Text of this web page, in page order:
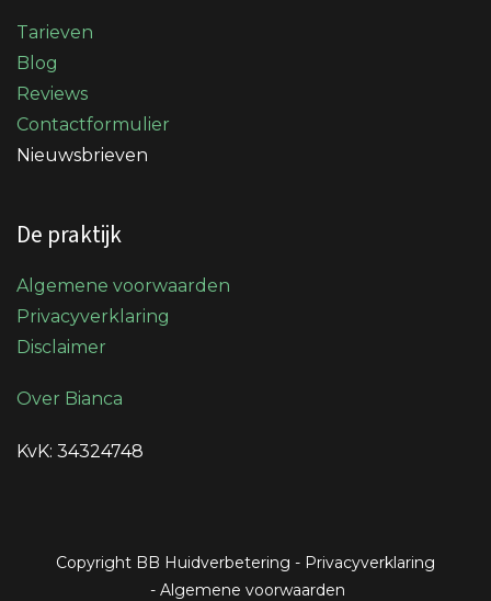
Tarieven
Blog
Reviews
Contactformulier
Nieuwsbrieven
De praktijk
Algemene voorwaarden
Privacyverklaring
Disclaimer
Over Bianca
KvK: 34324748
Copyright BB Huidverbetering - Privacyverklaring
- Algemene voorwaarden